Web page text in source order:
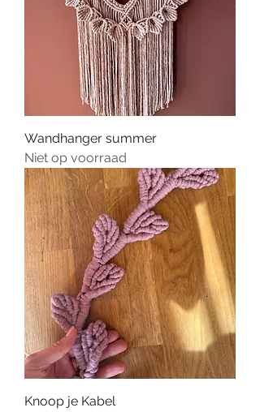
Wandhanger summer
Niet op voorraad
Knoop je Kabel